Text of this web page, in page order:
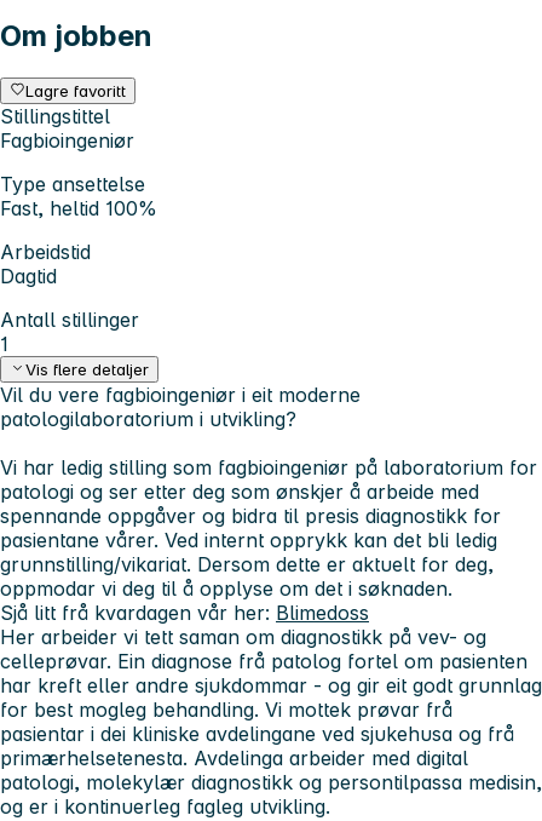
Om jobben
Lagre favoritt
Stillingstittel
Fagbioingeniør
Type ansettelse
Fast, heltid 100%
Arbeidstid
Dagtid
Antall stillinger
1
Vis flere detaljer
Vil du vere fagbioingeniør i eit moderne
patologilaboratorium i utvikling?
Vi har ledig stilling som fagbioingeniør på laboratorium for
patologi og ser etter deg som ønskjer å arbeide med
spennande oppgåver og bidra til presis diagnostikk for
pasientane vårer. Ved internt opprykk kan det bli ledig
grunnstilling/vikariat. Dersom dette er aktuelt for deg,
oppmodar vi deg til å opplyse om det i søknaden.
Sjå litt frå kvardagen vår her: Blimedoss
Her arbeider vi tett saman om diagnostikk på vev- og
celleprøvar. Ein diagnose frå patolog fortel om pasienten
har kreft eller andre sjukdommar - og gir eit godt grunnlag
for best mogleg behandling. Vi mottek prøvar frå
pasientar i dei kliniske avdelingane ved sjukehusa og frå
primærhelsetenesta. Avdelinga arbeider med digital
patologi, molekylær diagnostikk og persontilpassa medisin,
og er i kontinuerleg fagleg utvikling.